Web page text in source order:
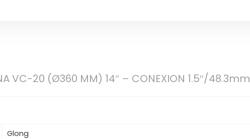
VC-20 (Ø360 MM) 14″ – CONEXION 1.5″/48.3mm
Glong